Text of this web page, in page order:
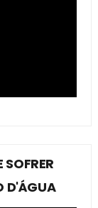
D'ÁGUA